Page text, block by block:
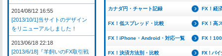
カナダ円・チャート記録 FX！経
FX！低スプレッド・比較 FX！高
FX！iPhone・Android・対応一覧 FX！
FX！決済方法別・比較 FX！バイ
2014/08/12 16:55
[2013/10/1]当サイトのデザイン
をリニューアルしました！
2013/06/18 22:18
[2013/6/18]『羊飼いのFX取引戦